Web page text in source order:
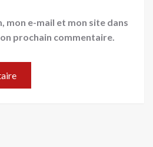
mon e-mail et mon site dans
prochain commentaire.